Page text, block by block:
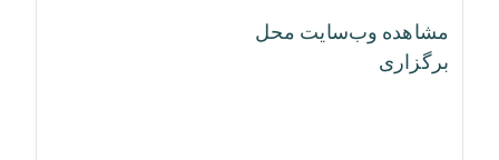
مشاهده وب‌سایت محل
برگزاری